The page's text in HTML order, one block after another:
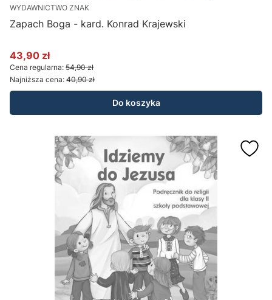
WYDAWNICTWO ZNAK
Zapach Boga - kard. Konrad Krajewski
Cena promocyjna
43,90 zł
Cena regularna: 54,90 zł
Najniższa cena: 40,90 zł
Do koszyka